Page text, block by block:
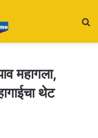
महागला,
थेट